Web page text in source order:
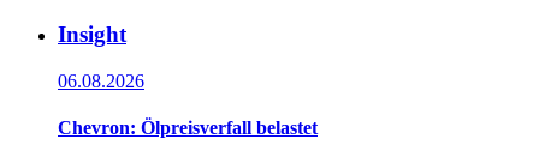
Insight
06.08.2026
Chevron: Ölpreisverfall belastet